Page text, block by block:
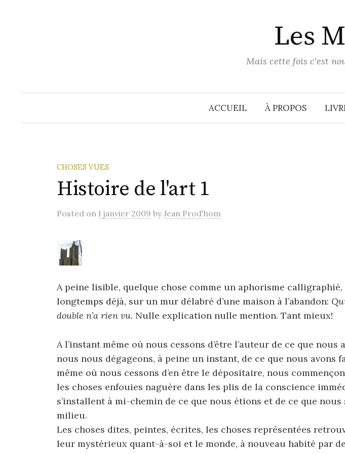
Les
Mais cette fois c'est
ACCUEIL À PROPOS
CHOSES VUES
Histoire de l'art 1
Posted on 1 janvier 2009 byJean Prod'hom
A peine lisible, quelque chose comme un aphorisme
longtemps déjà, sur un mur délabré d’une maison à l’abandon:
double n’a rien vu. Nulle explication nulle mention. Tant mieux!
A l’instant même où nous cessons d’être l’auteur de ce que nous
nous nous dégageons, à peine un instant, de ce que nous avons
même où nous cessons d’en être le dépositaire, nous
les choses enfouies naguère dans les plis de la conscience
s’installent à mi-chemin de ce que nous étions et de ce que nous
milieu.
Les choses dites, peintes, écrites, les choses représentées
leur mystérieux quant-à-soi et le monde, à nouveau habité par